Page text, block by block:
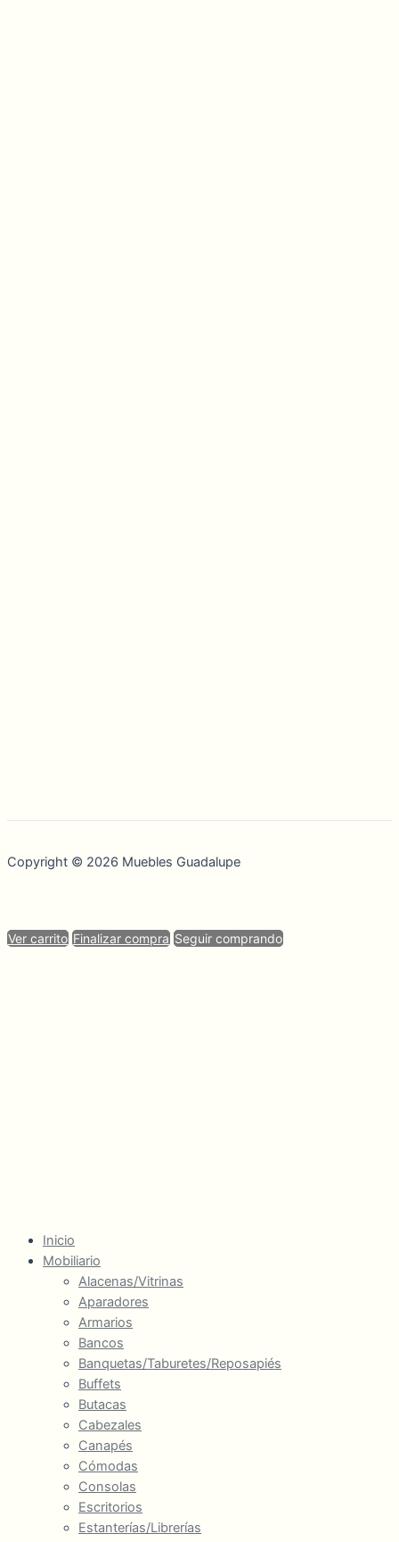
Copyright © 2026 Muebles Guadalupe
Ver carrito Finalizar compra Seguir comprando
Inicio
Mobiliario
Alacenas/Vitrinas
Aparadores
Armarios
Bancos
Banquetas/Taburetes/Reposapiés
Buffets
Butacas
Cabezales
Canapés
Cómodas
Consolas
Escritorios
Estanterías/Librerías